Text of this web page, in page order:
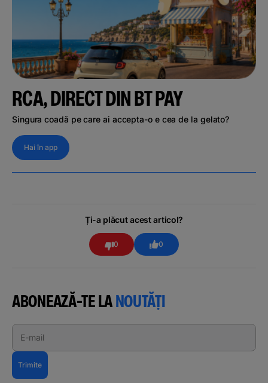
RCA, DIRECT DIN BT PAY
Singura coadă pe care ai accepta-o e cea de la gelato?
Hai în app
Ți-a plăcut acest articol?
0 0
ABONEAZĂ-TE LANOUTĂȚI
E-mail
Trimite